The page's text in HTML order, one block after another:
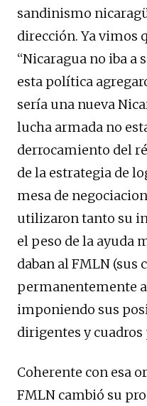
sandinismo
dirección. Ya vimos
“Nicaragua no iba a
esta política
sería una nueva
lucha armada no
derrocamiento del
de la estrategia de
mesa de
utilizaron tanto su
el peso de la ayuda
daban al FMLN (sus
permanentemente
imponiendo sus
dirigentes y cuadros
Coherente con esa
FMLN cambió su